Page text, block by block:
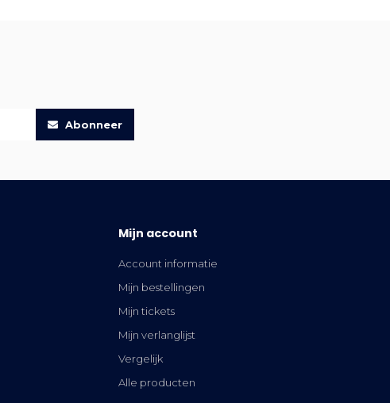
Abonneer
Mijn account
Account informatie
Mijn bestellingen
Mijn tickets
Mijn verlanglijst
Vergelijk
Alle producten